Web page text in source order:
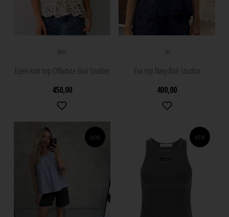
XS/S
Eden knit top Offwhite Boii Studios
450,00
XS
Eva top Navy Boii Studios
400,00
NEW NEW